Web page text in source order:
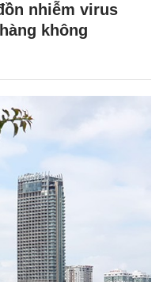
nhiễm virus
không